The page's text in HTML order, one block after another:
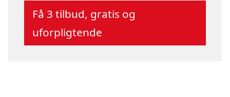
Få 3 tilbud, gratis og
uforpligtende